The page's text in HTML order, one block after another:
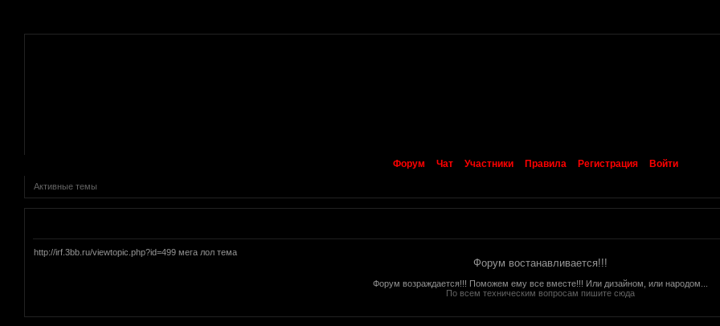
Форум Чат Участники Правила Регистрация Войти
Активные темы
http://irf.3bb.ru/viewtopic.php?id=499 мега лол тема
Форум востанавливается!!!
Форум возраждается!!! Поможем ему все вместе!!! Или дизайном, или народом...
По всем техническим вопросам пишите сюда